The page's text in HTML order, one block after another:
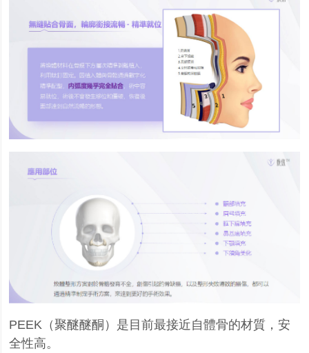
PEEK （聚醚醚酮）是目前最接近自體骨的材質，安
全性高。